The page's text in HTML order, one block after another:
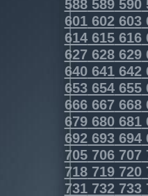
588589590
601602603
614615616
627628629
640641642
653654655
666667668
679680681
692693694
705706707
718719720
731732733